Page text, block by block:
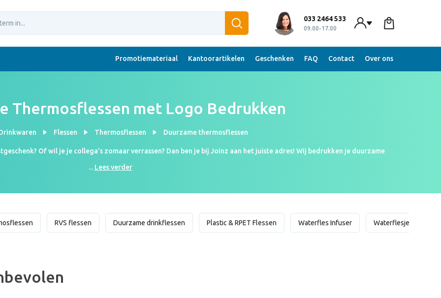
033 2464 533
09.00-17.00
Promotiemateriaal Kantoorartikelen Geschenken FAQ Contact Over ons
Thermosflessen met Logo Bedrukken
Flessen Thermosflessen Duurzame thermosflessen
Of wil je je collega’s zomaar verrassen? Dan ben je bij Joinz aan het juiste adres! Wij bedrukken je duurzame
naar werk bent, een thermosfles is ideaal om jouw hete dranken warm in te houden. Een duurzame thermosfles van
duurzaam en populair geschenk door vandaag nog te bestellen!
... Lees verder
RVS flessen Duurzame drinkflessen Plastic & RPET Flessen Waterfles Infuser Waterflesjes